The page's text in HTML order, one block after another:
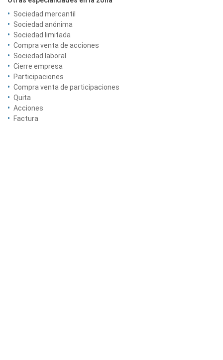
Sociedad mercantil
Sociedad anónima
Sociedad limitada
Compra venta de acciones
Sociedad laboral
Cierre empresa
Participaciones
Compra venta de participaciones
Quita
Acciones
Factura